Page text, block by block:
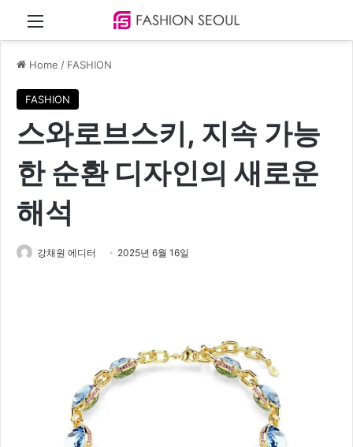
Menu
Home / FASHION
FASHION
스와로브스키, 지속 가능
한 순환 디자인의 새로운
해석
강채원 에디터 2025년 6월 16일